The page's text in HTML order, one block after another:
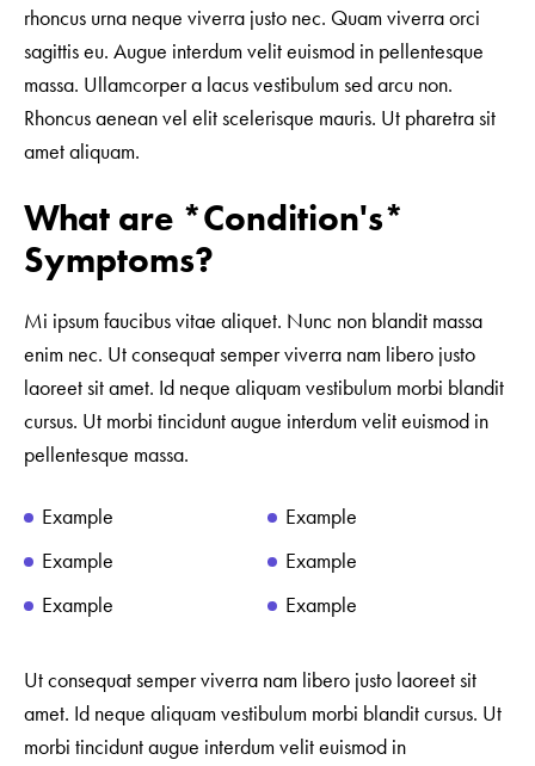
rhoncus urna neque viverra justo nec. Quam viverra orci
sagittis eu. Augue interdum velit euismod in pellentesque
massa. Ullamcorper a lacus vestibulum sed arcu non.
Rhoncus aenean vel elit scelerisque mauris. Ut pharetra sit
amet aliquam.
What are *Condition's*
Symptoms?
Mi ipsum faucibus vitae aliquet. Nunc non blandit massa
enim nec. Ut consequat semper viverra nam libero justo
laoreet sit amet. Id neque aliquam vestibulum morbi blandit
cursus. Ut morbi tincidunt augue interdum velit euismod in
pellentesque massa.
Example
Example
Example
Example
Example
Example
Ut consequat semper viverra nam libero justo laoreet sit
amet. Id neque aliquam vestibulum morbi blandit cursus. Ut
morbi tincidunt augue interdum velit euismod in